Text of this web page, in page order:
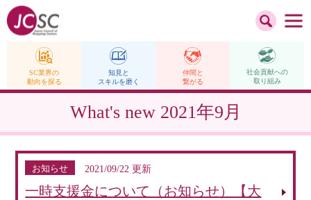
SC業界の
動向を探る
知見と
スキルを磨く
仲間と
繋がる
社会貢献への
取り組み
What's new 2021年9月
お知らせ 2021/09/22 更新
一時支援金について（お知らせ）【大